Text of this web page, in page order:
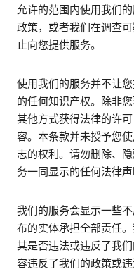
允许的范围内使用我们
政策，或者我们在调查
止向您提供服务。
使用我们的服务并不让
的任何知识产权。除非
其他方式获得法律的许
容。本条款并未授予您
志的权利。请勿删除、
务一同显示的任何法律声
我们的服务会显示一些
布的实体承担全部责任
其是否违法或违反了我
容违反了我们的政策或